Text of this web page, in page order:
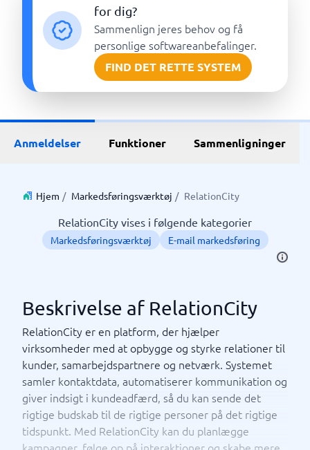
for dig?
Sammenlign jeres behov og få
personlige softwareanbefalinger.
FIND DET RETTE SYSTEM
Anmeldelser Funktioner Sammenligninger
Hjem / Markedsføringsværktøj / RelationCity
RelationCity vises i følgende kategorier
Markedsføringsværktøj E-mail markedsføring
Beskrivelse af RelationCity
RelationCity er en platform, der hjælper
virksomheder med at opbygge og styrke relationer til
kunder, samarbejdspartnere og netværk. Systemet
samler kontaktdata, automatiserer kommunikation og
giver indsigt i kundeadfærd, så du kan sende det
rigtige budskab til de rigtige personer på det rigtige
tidspunkt. Med RelationCity kan du planlægge